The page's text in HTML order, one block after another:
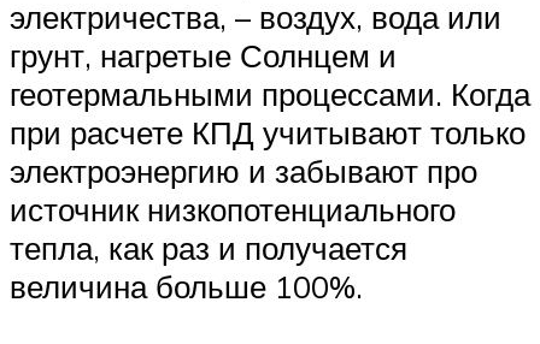
электричества, – воздух, вода или
грунт, нагретые Солнцем и
геотермальными процессами. Когда
при расчете КПД учитывают только
электроэнергию и забывают про
источник низкопотенциального
тепла, как раз и получается
величина больше 100%.